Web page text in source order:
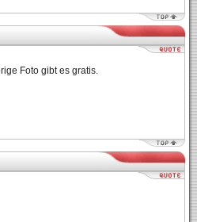
Foto gibt es gratis.